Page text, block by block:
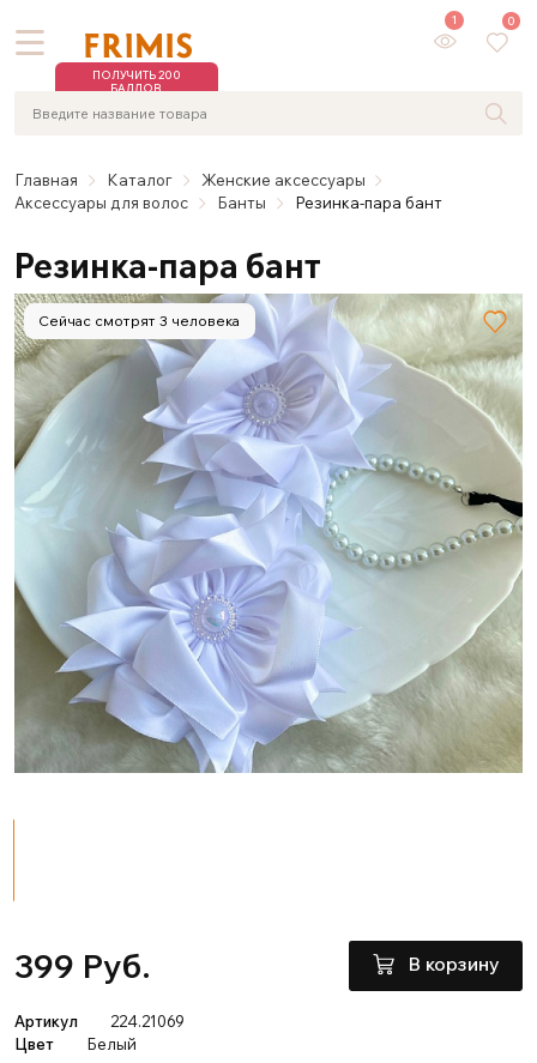
ПОЛУЧИТЬ 200
БАЛЛОВ
1 0
Главная Каталог
Женские аксессуары
Аксессуары для волос
Банты Резинка-пара бант
Резинка-пара бант
Сейчас смотрят 3 человека
399 Руб. В корзину
Артикул
224.21069
Цвет
Белый